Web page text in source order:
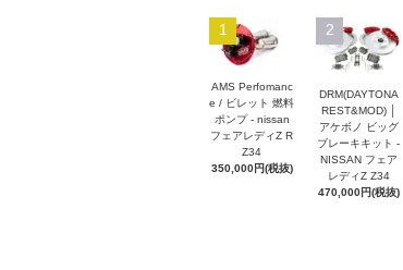
1
AMS Perfomanc
e / ビレット 燃料
ポンプ - nissan
フェアレディZ R
Z34
350,000円(税抜)
2
DRM(DAYTONA
REST&MOD) │
アケボノ ビッグ
ブレーキキット -
NISSAN フェア
レディZ Z34
470,000円(税抜)